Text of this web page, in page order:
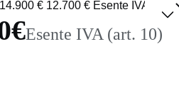
Esente IVA (art. 10)